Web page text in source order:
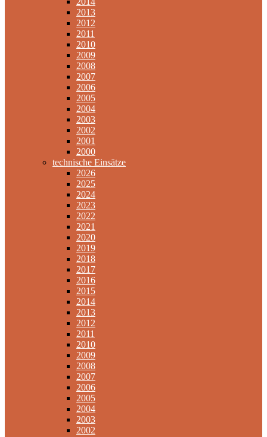
2013
2012
2011
2010
2009
2008
2007
2006
2005
2004
2003
2002
2001
2000
technische Einsätze
2026
2025
2024
2023
2022
2021
2020
2019
2018
2017
2016
2015
2014
2013
2012
2011
2010
2009
2008
2007
2006
2005
2004
2003
2002